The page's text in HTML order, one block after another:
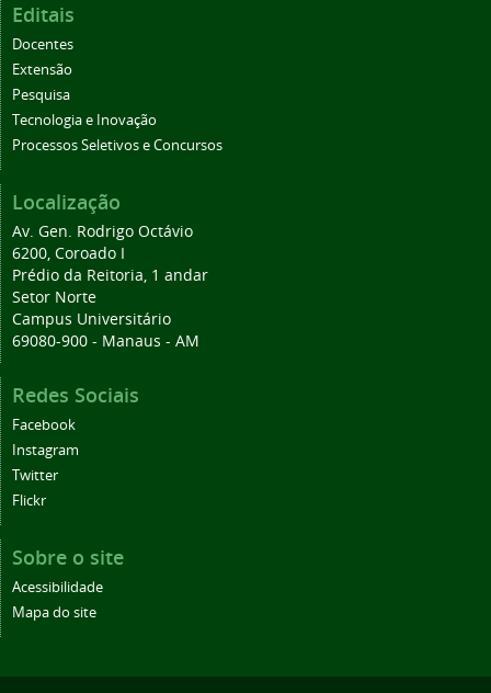
Editais
Docentes
Extensão
Pesquisa
Tecnologia e Inovação
Processos Seletivos e Concursos
Localização
Av. Gen. Rodrigo Octávio
6200, Coroado I
Prédio da Reitoria, 1 andar
Setor Norte
Campus Universitário
69080-900 - Manaus - AM
Redes Sociais
Facebook
Instagram
Twitter
Flickr
Sobre o site
Acessibilidade
Mapa do site